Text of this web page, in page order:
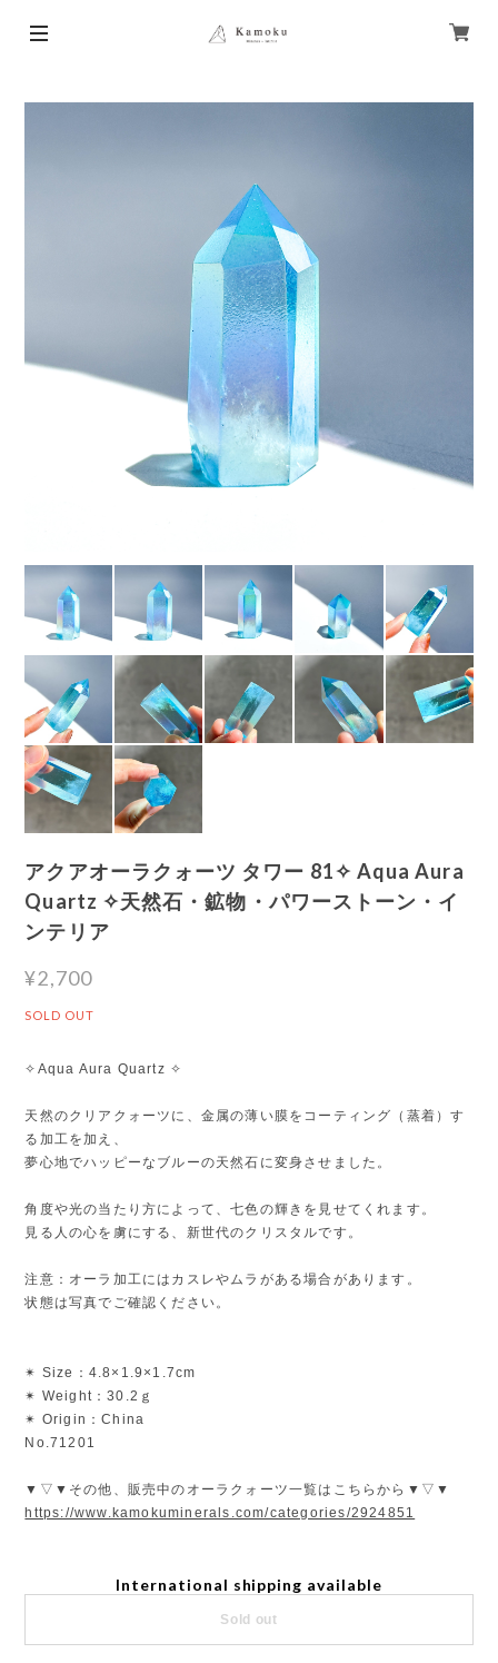
アクアオーラクォーツ タワー 81✧ Aqua Aura
Quartz ✧天然石・鉱物・パワーストーン・イ
ンテリア
¥2,700
SOLD OUT
✧Aqua Aura Quartz ✧
天然のクリアクォーツに、金属の薄い膜をコーティング（蒸着）す
る加工を加え、
夢心地でハッピーなブルーの天然石に変身させました。
角度や光の当たり方によって、七色の輝きを見せてくれます。
見る人の心を虜にする、新世代のクリスタルです。
注意：オーラ加工にはカスレやムラがある場合があります。
状態は写真でご確認ください。
✴︎ Size：4.8×1.9×1.7cm
✴︎ Weight：30.2ｇ
✴︎ Origin：China
No.71201
▼▽▼その他、販売中のオーラクォーツ一覧はこちらから▼▽▼
https://www.kamokuminerals.com/categories/2924851
International shipping available
Sold out